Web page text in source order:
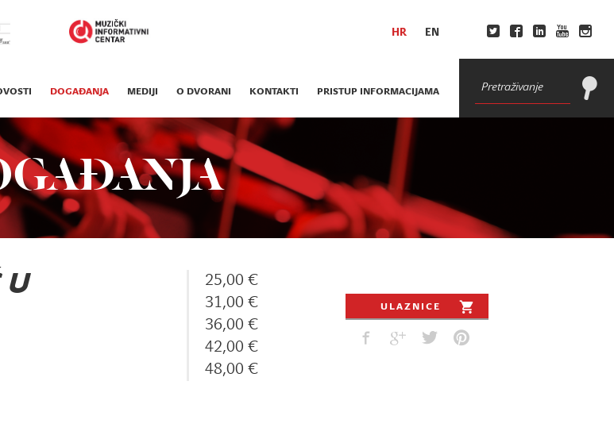
HR EN
DOGAĐANJA MEDIJI O DVORANI KONTAKTI PRISTUP INFORMACIJAMA
U
25,00 €
31,00 €
36,00 €
42,00 €
48,00 €
ULAZNICE